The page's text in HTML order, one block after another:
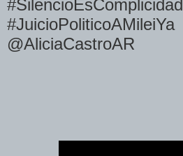
#SilencioEsComplicidad
#JuicioPoliticoAMileiYa
@AliciaCastroAR